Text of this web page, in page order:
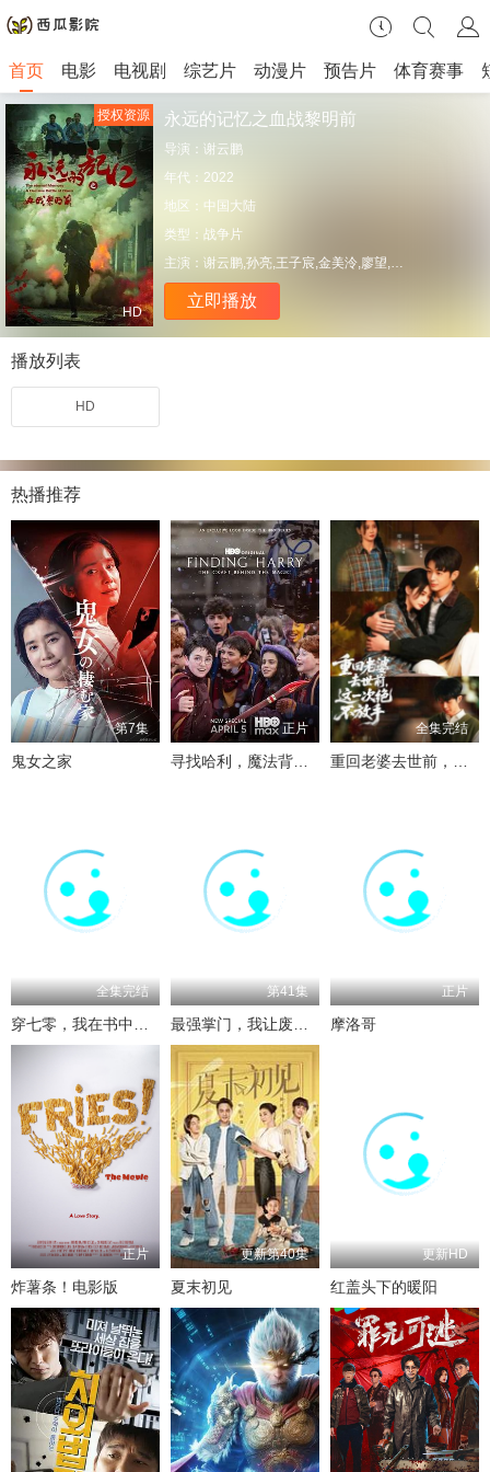
首页 电影 电视剧 综艺片 动漫片 预告片 体育赛事
HD
授权资源 永远的记忆之血战黎明前
导演： 谢云鹏
年代： 2022
地区： 中国大陆
类型： 战争片
主演： 谢云鹏,孙亮,王子宸,金美泠,廖望,党伟,郑昌盛,董妮娜,梁伊娃,齐梓杰,山崎敬一,齐藤广海,季颖,梁西,朱华强,赵士磊,张野,张耀月,姜亦可,许佳露,孙郡曼,明上蟾
立即播放
播放列表
HD
热播推荐
第7集
鬼女之家
正片
寻找哈利，魔法背后的匠心
全集完结
重回老婆去世前，这一次绝不放手
全集完结
穿七零，我在书中挺好的
第41集
最强掌门，我让废柴宗门碾压三界
正片
摩洛哥
正片
炸薯条！电影版
更新第40集
夏末初见
更新HD
红盖头下的暖阳